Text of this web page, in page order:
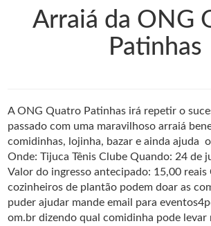
Arraiá da ONG
Patinhas
A ONG Quatro Patinhas irá repetir o
passado com uma maravilhoso arraiá
comidinhas, lojinha, bazar e ainda ajuda
Onde: Tijuca Tênis Clube Quando: 24 de
Valor do ingresso antecipado: 15,00 reais
cozinheiros de plantão podem doar as
puder ajudar mande email para
om.br dizendo qual comidinha pode levar